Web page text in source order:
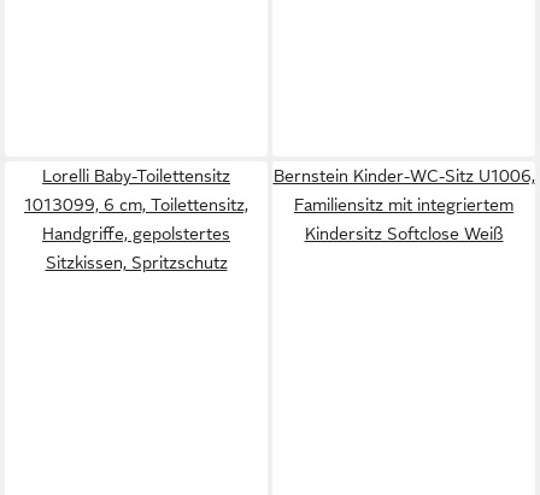
Lorelli Baby-Toilettensitz
1013099, 6 cm, Toilettensitz,
Handgriffe, gepolstertes
Sitzkissen, Spritzschutz
Bernstein Kinder-WC-Sitz U1006,
Familiensitz mit integriertem
Kindersitz Softclose Weiß